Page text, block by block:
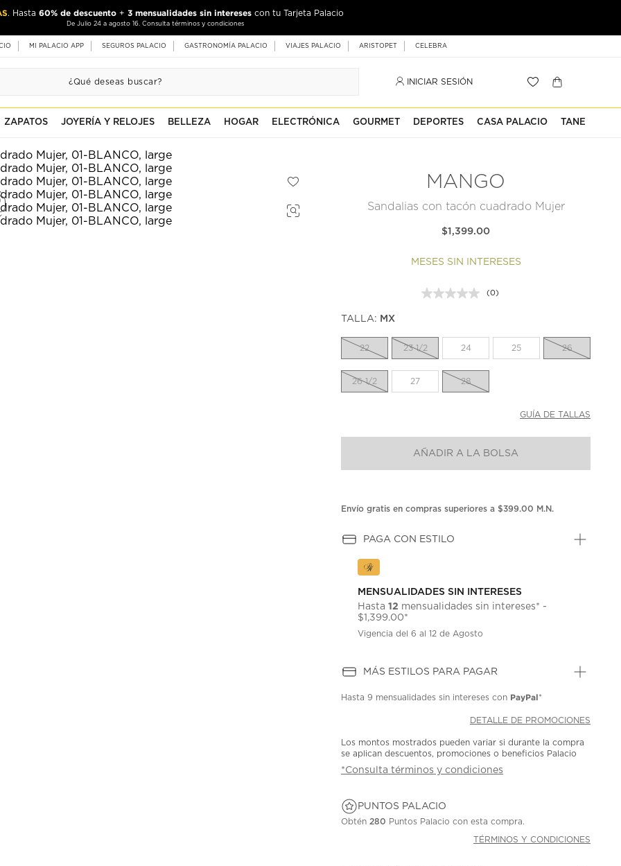
. Hasta 60% de descuento + 3 mensualidades sin intereses con tu Tarjeta Palacio
De Julio 24 a agosto 16. Consulta términos y condiciones
MI PALACIO APP SEGUROS PALACIO GASTRONOMÍA PALACIO VIAJES PALACIO ARISTOPET CELEBRA
INICIAR SESIÓN
ZAPATOS JOYERÍA Y RELOJES BELLEZA HOGAR ELECTRÓNICA GOURMET DEPORTES CASA PALACIO TANE
MANGO
Sandalias con tacón cuadrado Mujer
$1,399.00
MESES SIN INTERESES
Sin
misma
(0)
TALLA: MX
22 23 1/2 24 25 26
26 1/2 27 28
GUÍA DE TALLAS
AÑADIR A LA BOLSA
Envío gratis en compras superiores a $399.00 M.N.
PAGA CON ESTILO
MENSUALIDADES SIN INTERESES
Hasta12 mensualidades sin intereses* -
$1,399.00*
Vigencia del 6 al 12 de Agosto
MÁS ESTILOS PARA PAGAR
Hasta9 mensualidades sin intereses con PayPal*
DETALLE DE PROMOCIONES
Los montos mostrados pueden variar si durante la compra
se aplican descuentos, promociones o beneficios Palacio
*Consulta términos y condiciones
PUNTOS PALACIO
Obtén 280 Puntos Palacio con esta compra.
TÉRMINOS Y CONDICIONES